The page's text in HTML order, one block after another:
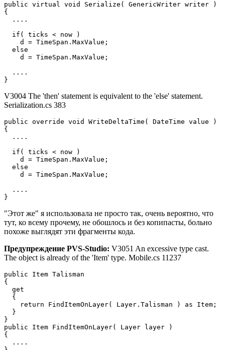
public virtual void Serialize( GenericWriter writer )
{
  ....
  if( ticks < now )
    d = TimeSpan.MaxValue;
  else
    d = TimeSpan.MaxValue;
  ....
}
V3004 The 'then' statement is equivalent to the 'else' statement.
Serialization.cs 383
public override void WriteDeltaTime( DateTime value )
{
  ....
  if( ticks < now )
    d = TimeSpan.MaxValue;
  else
    d = TimeSpan.MaxValue;
  ....
}
"Этот же" я использовала не просто так, очень вероятно, что
тут, ко всему прочему, не обошлось и без копипасты, больно
похоже выглядят эти фрагменты кода.
Предупреждение PVS-Studio: V3051 An excessive type cast.
The object is already of the 'Item' type. Mobile.cs 11237
public Item Talisman
{
  get
  {
    return FindItemOnLayer( Layer.Talisman ) as Item;
  }
}
public Item FindItemOnLayer( Layer layer )
{
  ....